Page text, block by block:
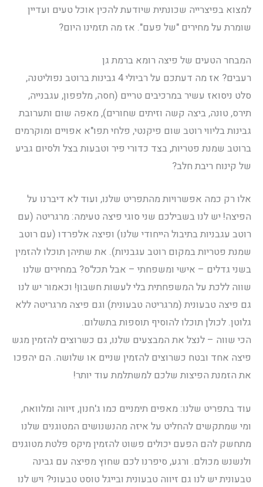
למצוא בפיצרייה שכונתית שיודעת להכין אוכל טעים ועדיין
שומרת על מחירים "של פעם". אז מה תזמינו היום?
המבחר הטעים של פיצה רומא ברמת גן
רעבים? אז מה דעתכם על רביולי 4 גבינות ברוטב נפוליטנה,
סלט ניסואז עשיר במרכיבים טריים (חסה, מלפפון, עגבנייה,
תירס, טונה, ביצה קשה וזיתים שחורים), מאפה שום ותערובת
גבינות בליווי רוטב שום פיקנטי, פלחי תפו"א אפויים ומוקרמים
ברוטב שמנת פטריות, בצד כדורי פיר וטבעות בצל ולסיום גביע
של קינוח ריבת חלב?
אלו רק כמה אפשרויות מהתפריט שלנו, ועוד לא דיברנו על
הפיצה! יש לנו בשבילכם שני סוגי פיצה טעימה: מרגריטה (עם
רוטב עגבניות בתיבול הייחודי שלנו) ופיצה אלפרדו (עם רוטב
שמנת פטריות במקום רוטב עגבניות). את שתיהן תוכלו להזמין
בשני גדלים – אישי ומשפחתי – אבל תכל'ס? במחירים שלנו
שווה ללכת על המשפחתית בלי לעשות חשבון! וכאמור יש לנו
גם פיצה טבעונית (מרגריטה טבעונית) וגם פיצה מרגריטה ללא
גלוטן. לכולן תוכלו להוסיף תוספות בתשלום.
הכי שווה – לנצל את המבצעים שלנו, גם כשרוצים להזמין מגש
פיצה אחד ובטח כשרוצים להזמין שניים או שלושה. הם יהפכו
את הזמנת הפיצות שלכם למשתלמת עוד יותר!
עוד בתפריט שלנו: מאפים תימניים כמו ג'חנון, זיווה ומלוואח,
ומי שמתקשים להחליט על איזה מהנשנושים המטוגנים שלנו
מתחשק להם הפעם יכולים פשוט להזמין מיקס פלטת מטוגנים
ולנשנש מכולם. ורגע, סיפרנו לכם שחוץ מפיצה עם גבינה
טבעונית יש לנו גם זיווה טבעונית ובייגל טוסט טבעוני? ויש לנו